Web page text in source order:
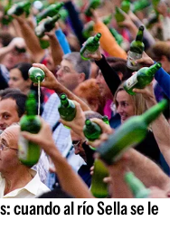
cuando al río Sella se le